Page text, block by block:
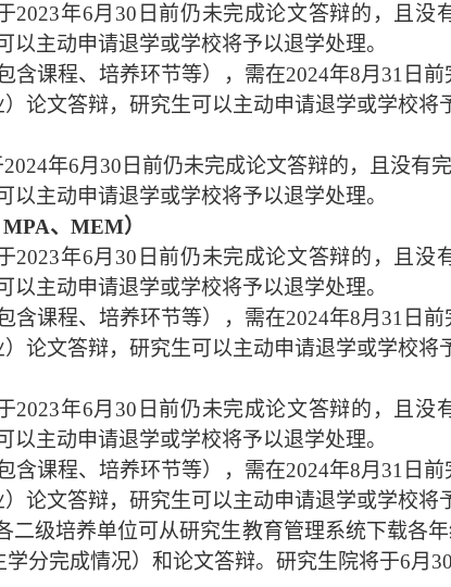
2023年6月30日前仍未完成论文答辩的，且
主动申请退学或学校将予以退学处理。
含课程、培养环节等），需在2024年8月31日
论文答辩，研究生可以主动申请退学或学校将
年6月30日前仍未完成论文答辩的，且没有
主动申请退学或学校将予以退学处理。
、MEM）
2023年6月30日前仍未完成论文答辩的，且
主动申请退学或学校将予以退学处理。
含课程、培养环节等），需在2024年8月31日
论文答辩，研究生可以主动申请退学或学校将
2023年6月30日前仍未完成论文答辩的，且
主动申请退学或学校将予以退学处理。
含课程、培养环节等），需在2024年8月31日
论文答辩，研究生可以主动申请退学或学校将
二级培养单位可从研究生教育管理系统下载各
分完成情况）和论文答辩。研究生院将于6月